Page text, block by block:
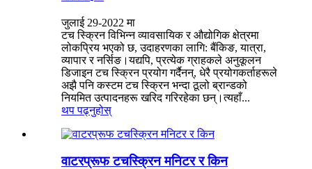
जुलाई 29-2022 मा
टच स्क्रिन विभिन्न व्यावसायिक र औद्योगिक क्षेत्रमा
लोकप्रिय भएको छ, उदाहरणका लागि: बैंकिङ, यात्रा,
व्यापार र नर्सिङ।यद्यपि, प्रत्येक ग्राहकले अनुकूलन
डिजाइन टच स्क्रिन प्रयोग गर्दैनन्, धेरै प्रयोगकर्ताहरूले
अझै पनि कस्टम टच स्क्रिन भन्दा ठूलो ब्रान्डको
नियमित उत्पादनहरू खरिद गरिरहेका छन्।त्यहाँ...
थप पढ्नुहोस्
वाटरप्रूफ टचस्क्रिन मनिटर र किन